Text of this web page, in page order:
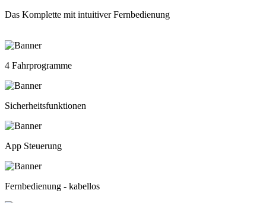
Das Komplette mit intuitiver Fernbedienung
4 Fahrprogramme
Sicherheitsfunktionen
App Steuerung
Fernbedienung - kabellos